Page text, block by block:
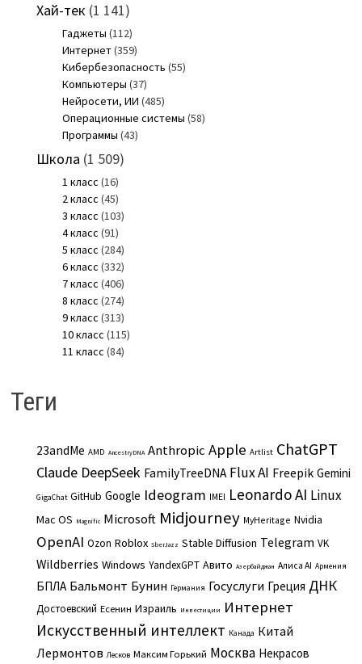
Хай-тек (1 141)
Гаджеты (112)
Интернет(359)
Кибербезопасность (55)
Компьютеры (37)
Нейросети, ИИ (485)
Операционные системы (58)
Программы (43)
Школа (1 509)
1 класс (16)
2 класс (45)
3 класс (103)
4 класс (91)
5 класс (284)
6 класс (332)
7 класс (406)
8 класс (274)
9 класс (313)
10 класс (115)
11 класс (84)
Теги
23andMe AMD AncestryDNA Anthropic Apple Artlist ChatGPT
Claude DeepSeek FamilyTreeDNA Flux AI Freepik Gemini
GigaChat GitHub Google Ideogram IMEI Leonardo AI Linux
Mac OS Magnific Microsoft Midjourney MyHeritage Nvidia
OpenAI Ozon Roblox SberJazz Stable Diffusion Telegram VK
Wildberries Windows YandexGPT Авито Азербайджан Алиса AI Армения
БПЛА Бальмонт Бунин Германия Госуслуги Греция ДНК
Достоевский Есенин Израиль Инвестиции Интернет
Искусственный интеллект Канада Китай
Лермонтов Лесков Максим Горький Москва Некрасов